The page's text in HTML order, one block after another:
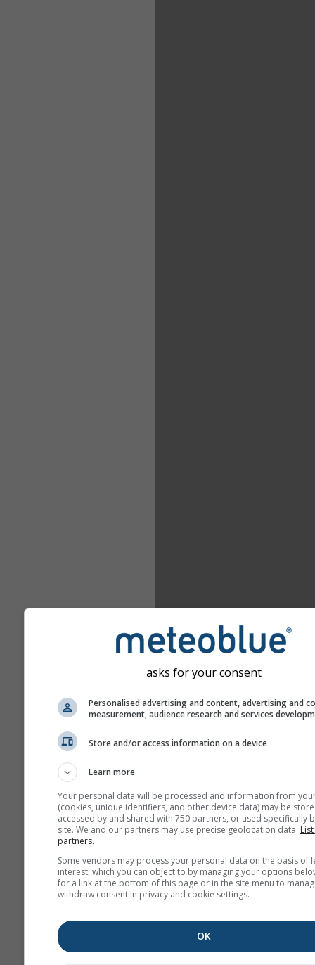
asks for your consent
Personalised advertising and content, advertising and
measurement, audience research and services
Store and/or access information on a device
Learn more
Your personal data will be processed and information from
(cookies, unique identifiers, and other device data) may be
accessed by and shared with 750 partners, or used specifically
site. We and our partners may use precise geolocation data.
partners.
Some vendors may process your personal data on the basis of
interest, which you can object to by managing your options
for a link at the bottom of this page or in the site menu to
withdraw consent in privacy and cookie settings.
OK